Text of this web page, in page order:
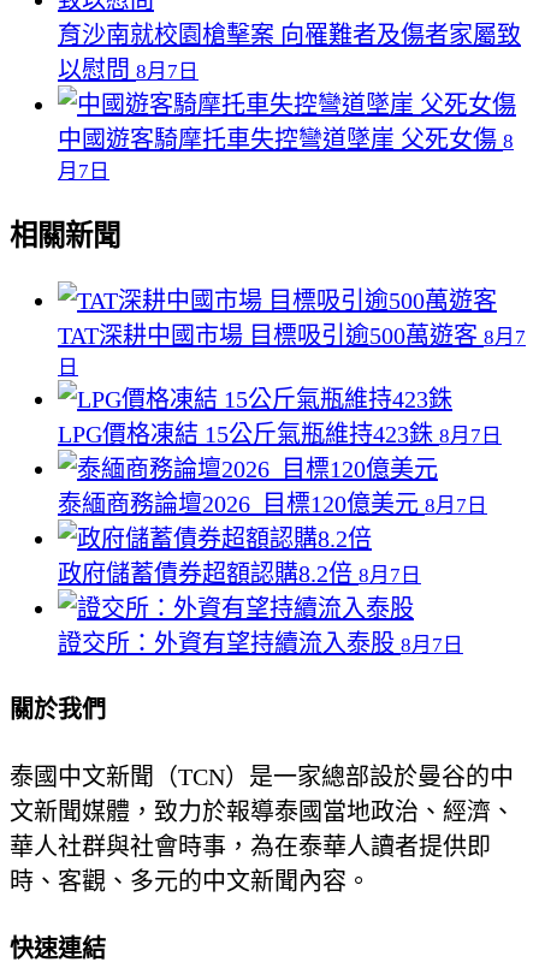
育沙南就校園槍擊案 向罹難者及傷者家屬致
以慰問 8月7日
中國遊客騎摩托車失控彎道墜崖 父死女傷 8
月7日
相關新聞
TAT深耕中國市場 目標吸引逾500萬遊客 8月7
日
LPG價格凍結 15公斤氣瓶維持423銖 8月7日
泰緬商務論壇2026 目標120億美元 8月7日
政府儲蓄債券超額認購8.2倍 8月7日
證交所：外資有望持續流入泰股 8月7日
關於我們
泰國中文新聞（TCN）是一家總部設於曼谷的中
文新聞媒體，致力於報導泰國當地政治、經濟、
華人社群與社會時事，為在泰華人讀者提供即
時、客觀、多元的中文新聞內容。
快速連結